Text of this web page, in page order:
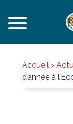
Accueil>
d’année à